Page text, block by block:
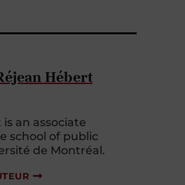
Hébert
an associate
school of public
de Montréal.